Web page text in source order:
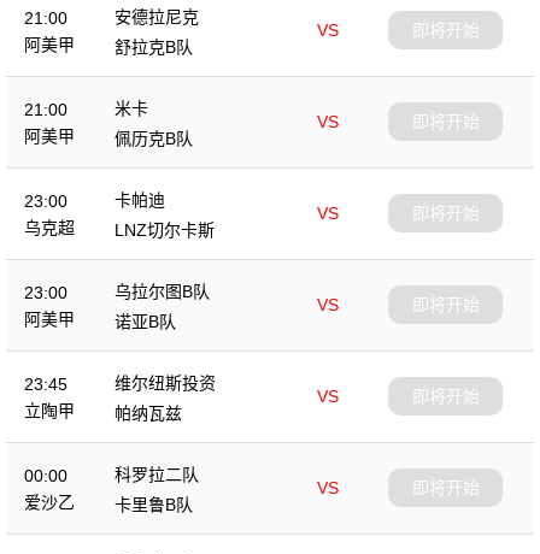
21:00
阿美甲
安德拉尼克
VS
舒拉克B队
即将开始
21:00
阿美甲
米卡
VS
佩历克B队
即将开始
23:00
乌克超
卡帕迪
VS
LNZ切尔卡斯
即将开始
23:00
阿美甲
乌拉尔图B队
VS
诺亚B队
即将开始
23:45
立陶甲
维尔纽斯投资
VS
帕纳瓦兹
即将开始
00:00
爱沙乙
科罗拉二队
VS
卡里鲁B队
即将开始